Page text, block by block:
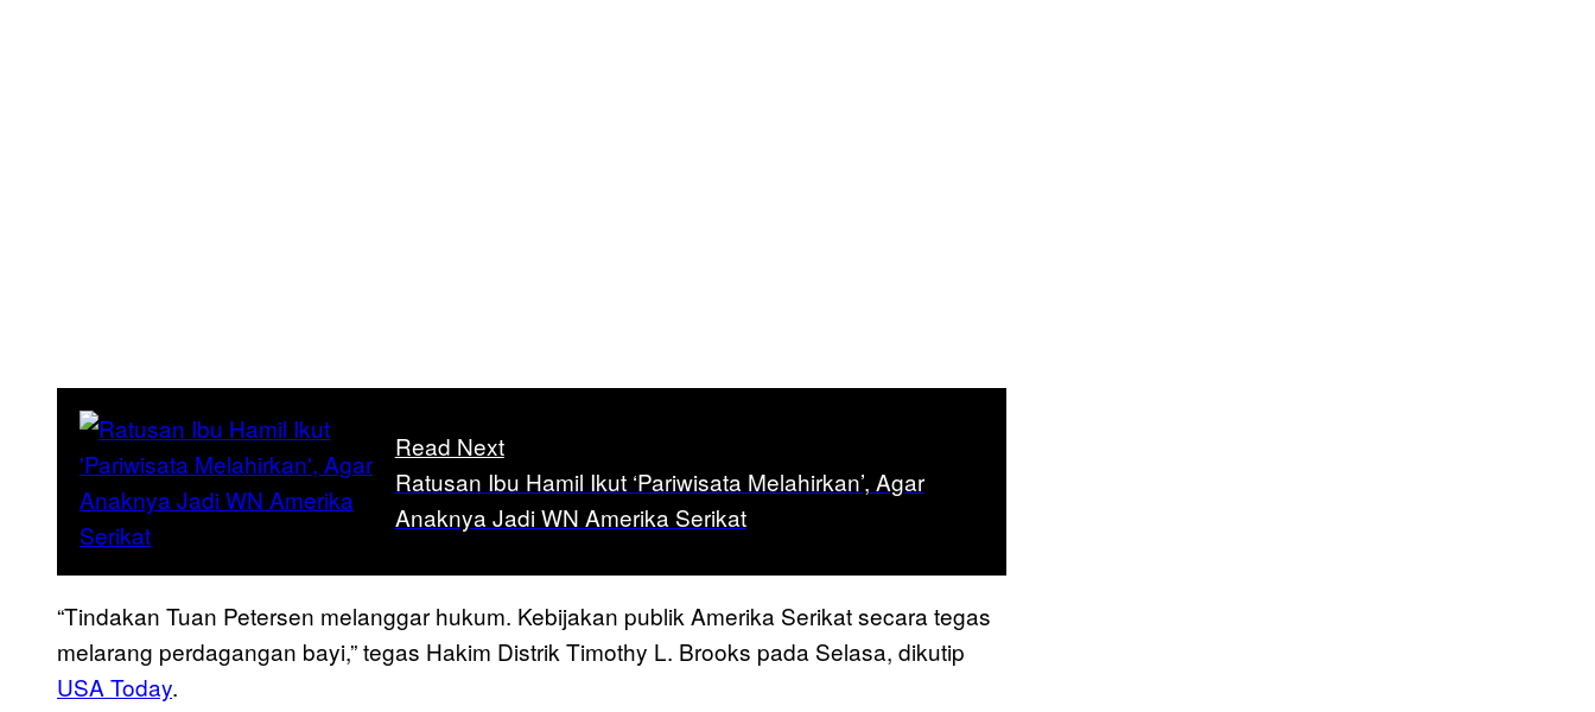
Read Next
Ratusan Ibu Hamil Ikut ‘Pariwisata Melahirkan’, Agar
Anaknya Jadi WN Amerika Serikat
“Tindakan Tuan Petersen melanggar hukum. Kebijakan publik Amerika Serikat secara tegas
melarang perdagangan bayi,” tegas Hakim Distrik Timothy L. Brooks pada Selasa, dikutip
USA Today.